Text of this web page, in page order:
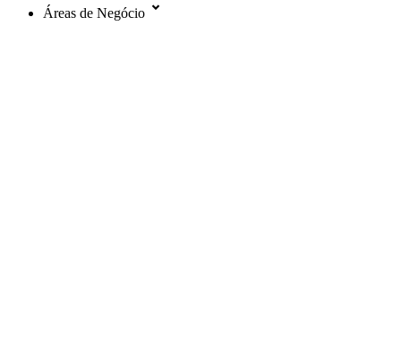
Áreas de Negócio